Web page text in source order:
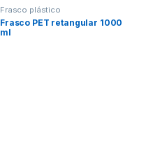
Frasco plástico
Frasco PET retangular 1000
ml